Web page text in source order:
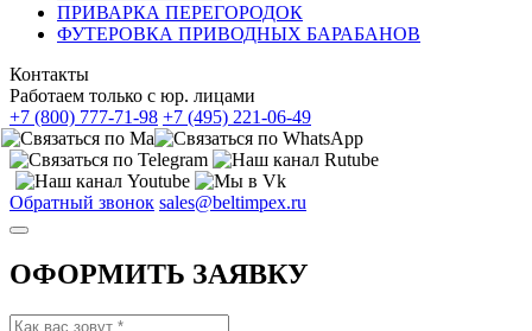
ПРИВАРКА ПЕРЕГОРОДОК
ФУТЕРОВКА ПРИВОДНЫХ БАРАБАНОВ
Контакты
Работаем только с юр. лицами
+7 (800) 777-71-98 +7 (495) 221-06-49
Обратный звонок sales@beltimpex.ru
ОФОРМИТЬ ЗАЯВКУ